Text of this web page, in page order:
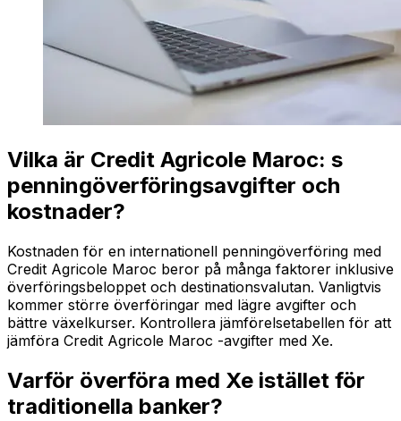
Vilka är Credit Agricole Maroc: s
penningöverföringsavgifter och
kostnader?
Kostnaden för en internationell penningöverföring med
Credit Agricole Maroc beror på många faktorer inklusive
överföringsbeloppet och destinationsvalutan. Vanligtvis
kommer större överföringar med lägre avgifter och
bättre växelkurser. Kontrollera jämförelsetabellen för att
jämföra Credit Agricole Maroc -avgifter med Xe.
Varför överföra med Xe istället för
traditionella banker?